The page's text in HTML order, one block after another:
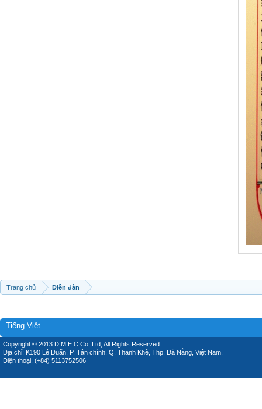
Trang chủ Diễn đàn
Tiếng Việt
Copyright © 2013 D.M.E.C Co.,Ltd, All Rights Reserved.
Địa chỉ: K190 Lê Duẩn, P. Tân chính, Q. Thanh Khê, Thp. Đà Nẵng, Việt Nam.
Điện thoại: (+84) 5113752506